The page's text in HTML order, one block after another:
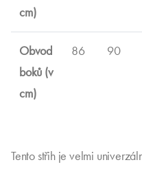
cm)
Obvod
boků (v
cm)
86 90
Tento střih je velmi